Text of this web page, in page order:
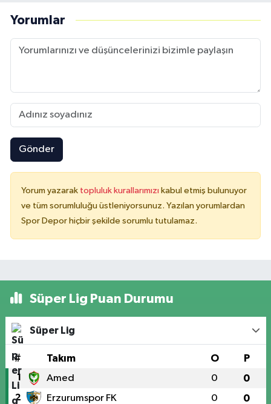
Yorumlar
Gönder
Yorum yazarak topluluk kurallarımızı kabul etmiş bulunuyor
ve tüm sorumluluğu üstleniyorsunuz. Yazılan yorumlardan
Spor Depor hiçbir şekilde sorumlu tutulamaz.
Süper Lig Puan Durumu
Süper Lig
# Takım O P
1 Amed 0 0
2 Erzurumspor FK 0 0